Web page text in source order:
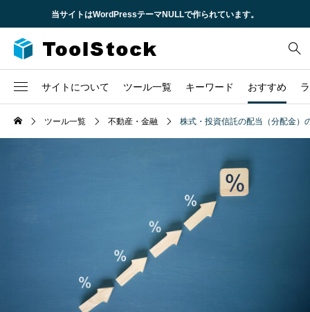
当サイトはWordPressテーマNULLで作られています。
サイトについて ツール一覧 キーワード おすすめ
2
1
不動産
税金
企業概要ツール一覧 不動産・金融 株式・投資信託の配当（分配金）